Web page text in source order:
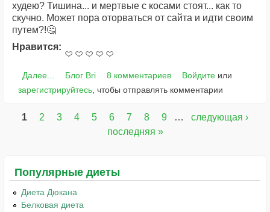
худею? Тишина... и мертвые с косами стоят... как то
скучно. Может пора оторваться от сайта и идти своим
путем?!🤔
Нравится:
Далее... Блог Bri 8 комментариев Войдитеили
зарегистрируйтесь, чтобы отправлять комментарии
1 2 3 4 5 6 7 8 9 …
следующая ›
последняя »
Популярные диеты
Диета Дюкана
Белковая диета